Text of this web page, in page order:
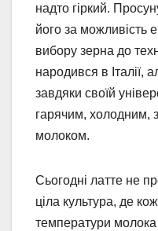
надто гіркий.
його за можливість
вибору зерна до
народився в Італії,
завдяки своїй
гарячим, холодним,
молоком.
Сьогодні латте не
ціла культура, де
температури